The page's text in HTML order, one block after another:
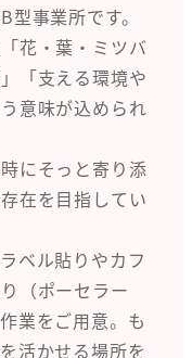
事業所です。
花・葉・ミツバ
「支える環境や
意味が込められ
にそっと寄り添
在を目指してい
ベル貼りやカフ
（ポーセラー
業をご用意。も
活かせる場所を